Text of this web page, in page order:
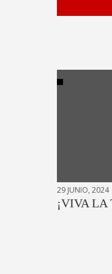
29 JUNIO, 2024
¡VIVA